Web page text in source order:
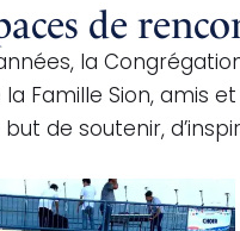
de
la
Famille Sion, amis
de soutenir,